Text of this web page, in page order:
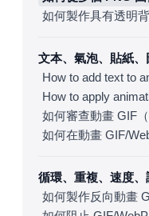
如何製作具有透明
文本、氣泡、貼紙、
How to add text to
如何審查動畫 GIF
循環、重複、速度、
如何製作反向動畫